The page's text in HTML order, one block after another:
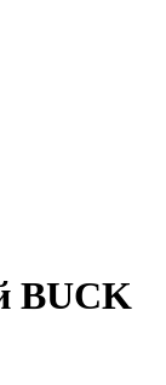
BUCK